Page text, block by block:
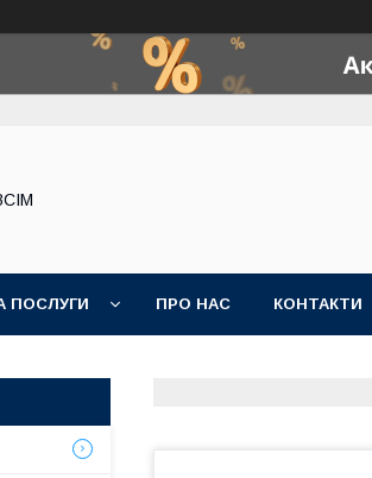
ПОСЛУГИ ПРО НАС КОНТАКТИ